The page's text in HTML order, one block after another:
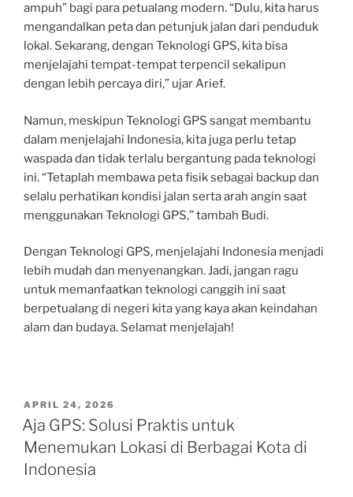
ampuh” bagi para petualang modern. “Dulu, kita harus
mengandalkan peta dan petunjuk jalan dari penduduk
lokal. Sekarang, dengan Teknologi GPS, kita bisa
menjelajahi tempat-tempat terpencil sekalipun
dengan lebih percaya diri,” ujar Arief.
Namun, meskipun Teknologi GPS sangat membantu
dalam menjelajahi Indonesia, kita juga perlu tetap
waspada dan tidak terlalu bergantung pada teknologi
ini. “Tetaplah membawa peta fisik sebagai backup dan
selalu perhatikan kondisi jalan serta arah angin saat
menggunakan Teknologi GPS,” tambah Budi.
Dengan Teknologi GPS, menjelajahi Indonesia menjadi
lebih mudah dan menyenangkan. Jadi, jangan ragu
untuk memanfaatkan teknologi canggih ini saat
berpetualang di negeri kita yang kaya akan keindahan
alam dan budaya. Selamat menjelajah!
POSTED
ON
APRIL 24, 2026
Aja GPS: Solusi Praktis untuk
Menemukan Lokasi di Berbagai Kota di
Indonesia